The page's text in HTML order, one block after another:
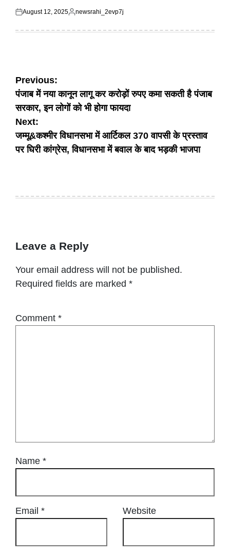
Posted
August 12, 2025
Posted
newsrahi_2evp7j
Post
navigation
Previous:
पंजाब में नया कानून लागू कर करोड़ों रुपए कमा सकती है पंजाब
सरकार, इन लोगों को भी होगा फायदा
Next:
जम्मू&कश्मीर विधानसभा में आर्टिकल 370 वापसी के प्रस्ताव
पर घिरी कांग्रेस, विधानसभा में बवाल के बाद भड़की भाजपा
Leave a Reply
Your email address will not be published.
Required fields are marked *
Comment *
Name *
Email * Website